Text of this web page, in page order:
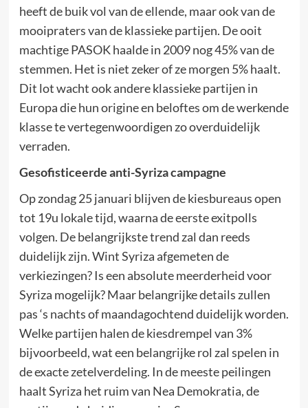
heeft de buik vol van de ellende, maar ook van de
mooipraters van de klassieke partijen. De ooit
machtige PASOK haalde in 2009 nog 45% van de
stemmen. Het is niet zeker of ze morgen 5% haalt.
Dit lot wacht ook andere klassieke partijen in
Europa die hun origine en beloftes om de werkende
klasse te vertegenwoordigen zo overduidelijk
verraden.
Gesofisticeerde anti-Syriza campagne
Op zondag 25 januari blijven de kiesbureaus open
tot 19u lokale tijd, waarna de eerste exitpolls
volgen. De belangrijkste trend zal dan reeds
duidelijk zijn. Wint Syriza afgemeten de
verkiezingen? Is een absolute meerderheid voor
Syriza mogelijk? Maar belangrijke details zullen
pas ‘s nachts of maandagochtend duidelijk worden.
Welke partijen halen de kiesdrempel van 3%
bijvoorbeeld, wat een belangrijke rol zal spelen in
de exacte zetelverdeling. In de meeste peilingen
haalt Syriza het ruim van Nea Demokratia, de